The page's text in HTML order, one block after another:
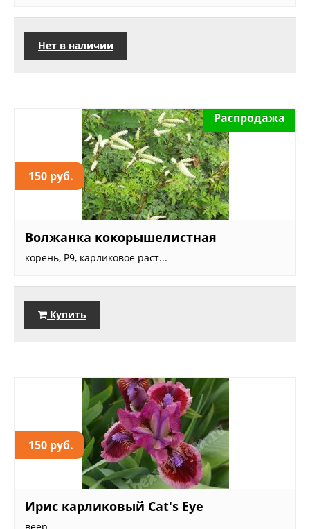
Нет в наличии
150 руб.
Распродажа
Волжанка кокорышелистная
корень, Р9, карликовое раст...
Купить
150 руб.
Ирис карликовый Cat's Eye